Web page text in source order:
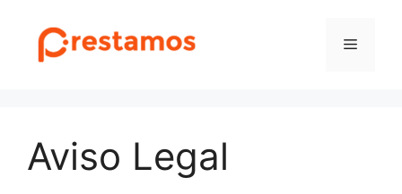
contenido
Menú
Aviso Legal